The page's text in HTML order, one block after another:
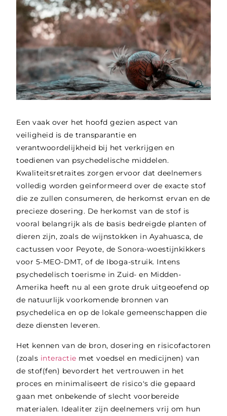
Een vaak over het hoofd gezien aspect van
veiligheid is de transparantie en
verantwoordelijkheid bij het verkrijgen en
toedienen van psychedelische middelen.
Kwaliteitsretraites zorgen ervoor dat deelnemers
volledig worden geïnformeerd over de exacte stof
die ze zullen consumeren, de herkomst ervan en de
precieze dosering. De herkomst van de stof is
vooral belangrijk als de basis bedreigde planten of
dieren zijn, zoals de wijnstokken in Ayahuasca, de
cactussen voor Peyote, de Sonora-woestijnkikkers
voor 5-MEO-DMT, of de Iboga-struik. Intens
psychedelisch toerisme in Zuid- en Midden-
Amerika heeft nu al een grote druk uitgeoefend op
de natuurlijk voorkomende bronnen van
psychedelica en op de lokale gemeenschappen die
deze diensten leveren.
Het kennen van de bron, dosering en risicofactoren
(zoals interactie met voedsel en medicijnen) van
de stof(fen) bevordert het vertrouwen in het
proces en minimaliseert de risico's die gepaard
gaan met onbekende of slecht voorbereide
materialen. Idealiter zijn deelnemers vrij om hun